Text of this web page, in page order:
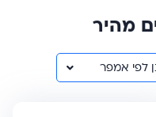
מהיר
לפי אמפר